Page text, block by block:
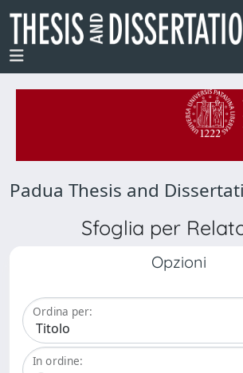
Padua Thesis and
Sfoglia per
Opzioni
Ordina per:
In ordine: